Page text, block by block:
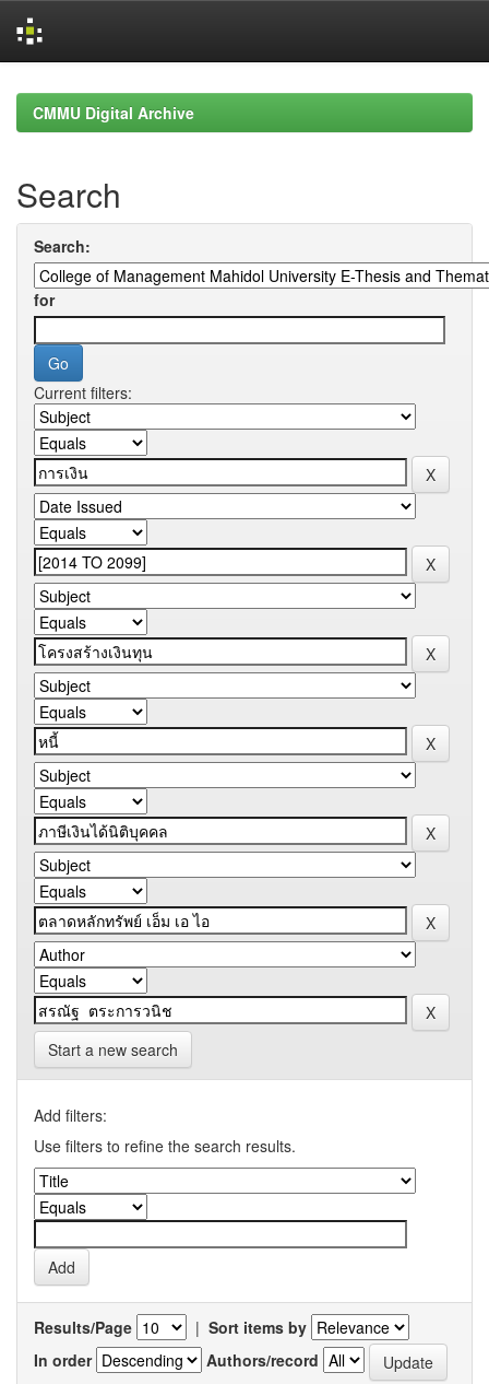
navigationCMMU Digital Archive
Search
Search:
for
Current filters:
Start a new search
Add filters:
Use filters to refine the search results.
Results/Page | Sort items by
In order
Authors/record